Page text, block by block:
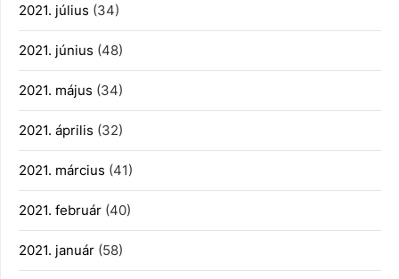
2021. július (34)
2021. június (48)
2021. május (34)
2021. április (32)
2021. március (41)
2021. február (40)
2021. január (58)